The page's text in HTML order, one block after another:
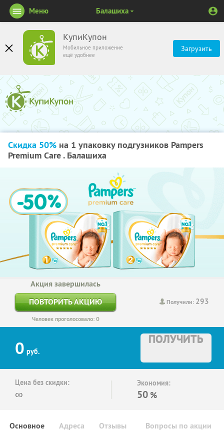
КупиКупон
Мобильное приложение
ещё удобнее
Загрузить
Меню Балашиха
Скидка 50% на 1 упаковку подгузников Pampers
Premium Care . Балашиха
Получили: 293
Акция завершилась
ПОВТОРИТЬ АКЦИЮ
Человек проголосовало: 0
0 руб.
ПОЛУЧИТЬ
Цена без скидки:
∞
Экономия:
50 %
Основное Отзывы Вопросы по акции
Адреса